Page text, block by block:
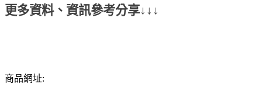
更多資料、資訊參考分享↓↓↓
商品網址: